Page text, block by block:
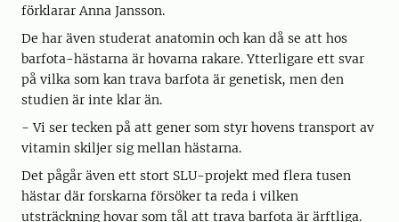
förklarar Anna Jansson.
De har även studerat anatomin och kan då se att hos
barfota-hästarna är hovarna rakare. Ytterligare ett svar
på vilka som kan trava barfota är genetisk, men den
studien är inte klar än.
- Vi ser tecken på att gener som styr hovens transport av
vitamin skiljer sig mellan hästarna.
Det pågår även ett stort SLU-projekt med flera tusen
hästar där forskarna försöker ta reda i vilken
utsträckning hovar som tål att trava barfota är ärftliga.